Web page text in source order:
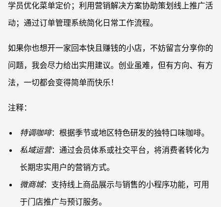
学员优化菜单定价；利用营销解决方案协助策划线上推广活
动；通过订单管理系统简化日常工作流程。
如果你也想开一家回本快且赚钱的小店，不妨留言分享你的
问题，我会尽力给出实用建议。创业虽难，但有方向、有方
法，一切都会变得简单而快乐！
注释：
特调咖啡：根据季节或地区特色研发的独特口味咖啡。
私域运营：通过会员体系或社交平台，将消费者转化为
长期忠实用户的营销方式。
微商城：支持线上商品展示与销售的小程序功能，可用
于门店推广与预订服务。